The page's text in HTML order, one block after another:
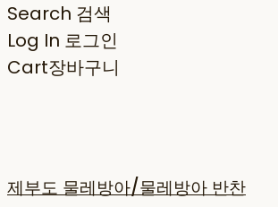
Search 검색
Log In 로그인
Cart장바구니
제부도 물레방아/물레방아 반찬